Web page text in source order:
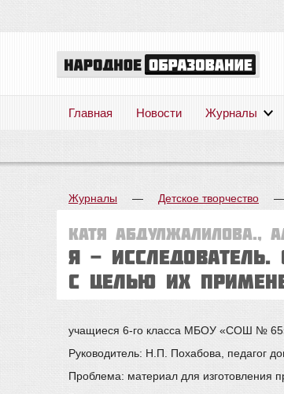
Главная Новости Журналы
Журналы — Детское творчество
Катя АБДУЛЖАЛИЛОВА.,
Я - исследователь.
с целью их
учащиеся 6-го класса МБОУ «СОШ №
Руководитель: Н.П. Похабова, педагог
Проблема: материал для изготовления